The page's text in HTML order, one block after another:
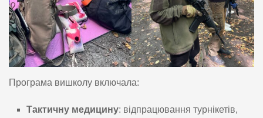
Програма вишколу включала:
Тактичну медицину: відпрацювання турнікетів,